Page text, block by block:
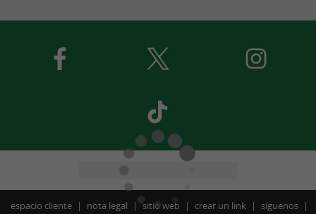
espacio cliente nota legal sitio web crear un link síguenos